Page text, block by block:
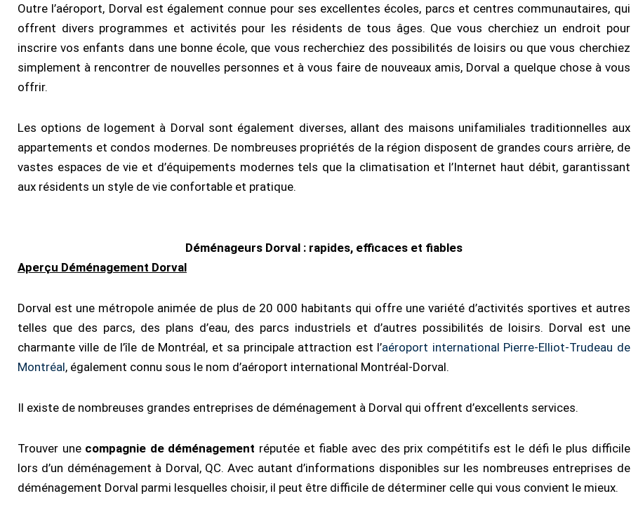
Outre l’aéroport, Dorval est également connue pour ses excellentes écoles, parcs et centres communautaires, qui
offrent divers programmes et activités pour les résidents de tous âges. Que vous cherchiez un endroit pour
inscrire vos enfants dans une bonne école, que vous recherchiez des possibilités de loisirs ou que vous cherchiez
simplement à rencontrer de nouvelles personnes et à vous faire de nouveaux amis, Dorval a quelque chose à vous
offrir.
Les options de logement à Dorval sont également diverses, allant des maisons unifamiliales traditionnelles aux
appartements et condos modernes. De nombreuses propriétés de la région disposent de grandes cours arrière, de
vastes espaces de vie et d’équipements modernes tels que la climatisation et l’Internet haut débit, garantissant
aux résidents un style de vie confortable et pratique.
Déménageurs Dorval : rapides, efficaces et fiables
Aperçu Déménagement Dorval
Dorval est une métropole animée de plus de 20 000 habitants qui offre une variété d’activités sportives et autres
telles que des parcs, des plans d’eau, des parcs industriels et d’autres possibilités de loisirs. Dorval est une
charmante ville de l’île de Montréal, et sa principale attraction est l’aéroport international Pierre-Elliot-Trudeau de
Montréal, également connu sous le nom d’aéroport international Montréal-Dorval.
Il existe de nombreuses grandes entreprises de déménagement à Dorval qui offrent d’excellents services.
Trouver une compagnie de déménagement réputée et fiable avec des prix compétitifs est le défi le plus difficile
lors d’un déménagement à Dorval, QC. Avec autant d’informations disponibles sur les nombreuses entreprises de
déménagement Dorval parmi lesquelles choisir, il peut être difficile de déterminer celle qui vous convient le mieux.